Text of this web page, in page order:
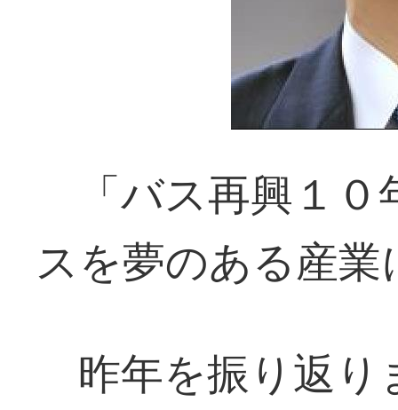
「バス再興１０
スを夢のある産業
昨年を振り返り